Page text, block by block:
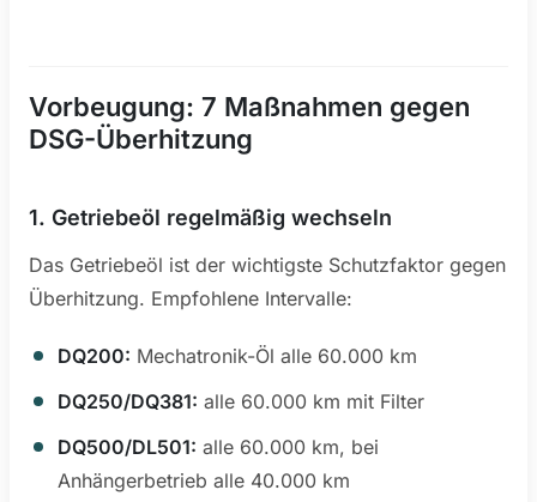
Vorbeugung: 7 Maßnahmen gegen
DSG-Überhitzung
1. Getriebeöl regelmäßig wechseln
Das Getriebeöl ist der wichtigste Schutzfaktor gegen
Überhitzung. Empfohlene Intervalle:
DQ200: Mechatronik-Öl alle 60.000 km
DQ250/DQ381: alle 60.000 km mit Filter
DQ500/DL501: alle 60.000 km, bei
Anhängerbetrieb alle 40.000 km